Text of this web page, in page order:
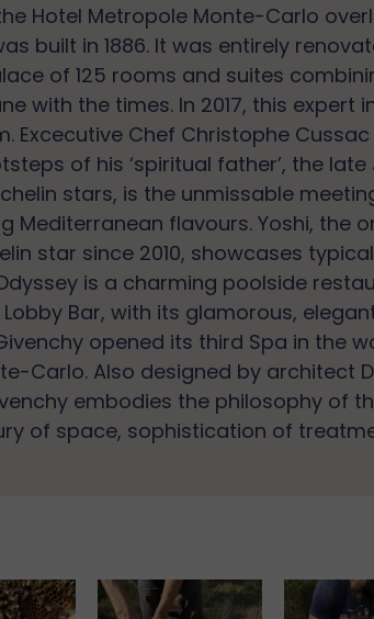
Hotel Metropole Monte-Carlo
built in 1886. It was entirely
of 125 rooms and suites
with the times. In 2017, this expert
Chef Christophe
of his ‘spiritual father’, the late
stars, is the unmissable
Mediterranean flavours. Yoshi, the
star since 2010, showcases
is a charming poolside
Bar, with its glamorous,
opened its third Spa in the
Carlo. Also designed by architect
embodies the philosophy of
of space, sophistication of